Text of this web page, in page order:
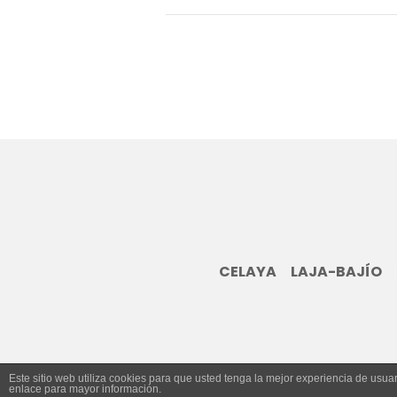
CELAYA LAJA-BAJÍO
Este sitio web utiliza cookies para que usted tenga la mejor experiencia de
enlace para mayor información.